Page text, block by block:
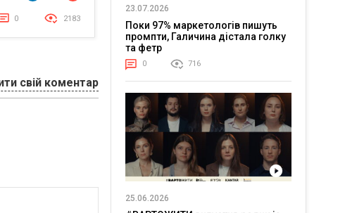
0 2183
свій коментар
23.07.2026
Поки 97% маркетологів пишуть
промпти, Галичина дістала голку
та фетр
0 716
25.06.2026